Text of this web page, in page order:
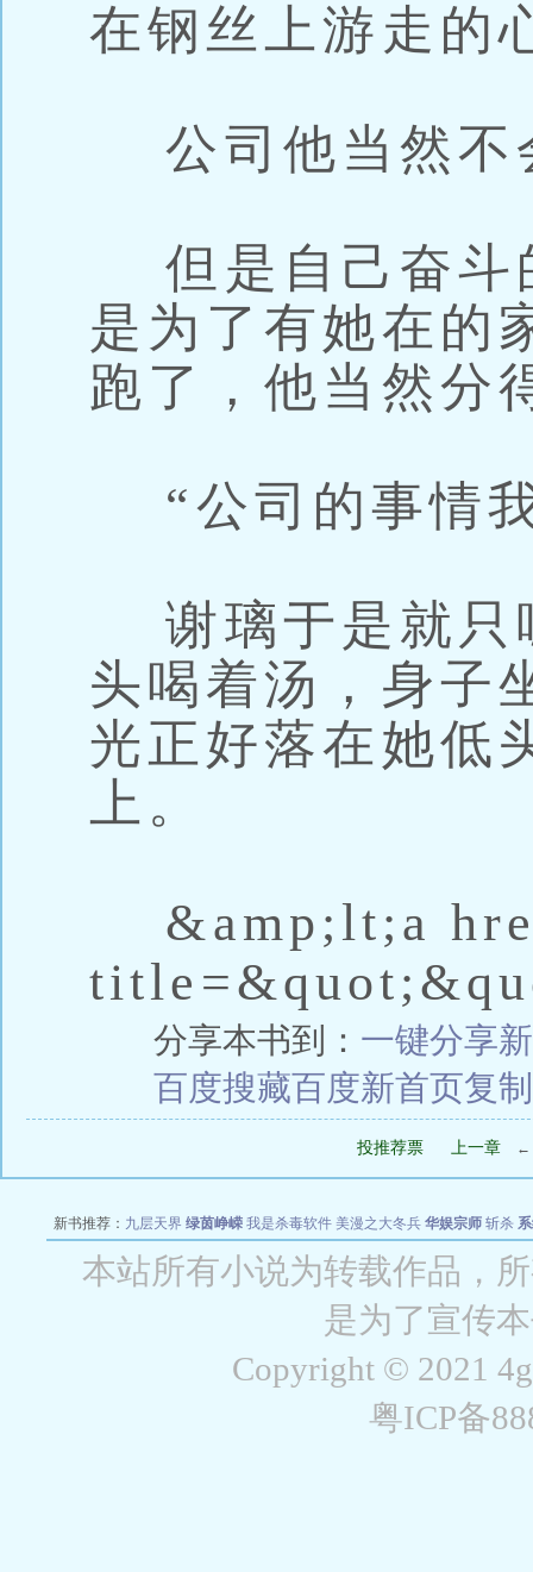
在钢丝上游走的
公司他当然不
但是自己奋斗
是为了有她在的
跑了，他当然分
“公司的事情
谢璃于是就只
头喝着汤，身子
光正好落在她低
上。
&amp;lt;a
分享本书到： 一键分享
百度搜藏百度新首页复
投推荐票 上一章 ←
新书推荐： 九层天界 绿茵峥嵘 我是杀毒软件 美漫之大冬兵 华娱宗师 斩杀
战争天堂 混元道纪 教练万岁 都市全能巨星 绝对交易 全职武神 位面复
本站所有小说为转载作品，
是为了宣传
Copyright © 2021
粤ICP备